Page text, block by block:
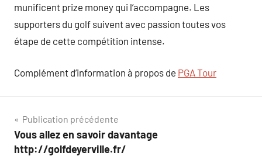
munificent prize money qui l’accompagne. Les
supporters du golf suivent avec passion toutes vos
étape de cette compétition intense.
Complément d’information à propos de PGA Tour
Navigation
de
Publication précédente
Vous allez en savoir davantage
http://golfdeyerville.fr/